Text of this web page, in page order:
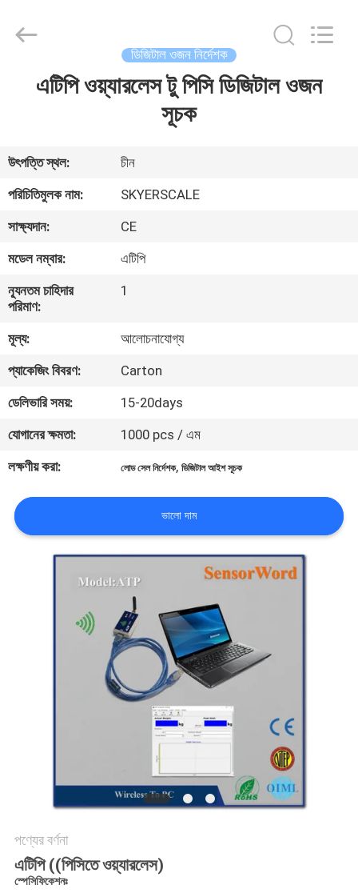
ভিডিও
আমাদের
সম্বন্ধে
পরিদর্শন
গুণমান
নিয়ন্ত্রণ
খবর
মামলা
PRIVACY
POLICY
Co.,Limited.
ডিজিটাল ওজন নির্দেশক
এটিপি ওয়্যারলেস টু পিসি ডিজিটাল ওজন
সূচক
উৎপত্তি স্থল:
চীন
পরিচিতিমুলক নাম:
SKYERSCALE
সাক্ষ্যদান:
CE
মডেল নম্বার:
এটিপি
ন্যূনতম চাহিদার
পরিমাণ:
1
মূল্য:
আলোচনাযোগ্য
প্যাকেজিং বিবরণ:
Carton
ডেলিভারি সময়:
15-20days
যোগানের ক্ষমতা:
1000 pcs / এম
লক্ষণীয় করা:
লোড সেল নির্দেশক,ডিজিটাল আইশ সূচক
ভালো দাম
পণ্যের বর্ণনা
এটিপি ((পিসিতে ওয়্যারলেস)
স্পেসিফিকেশনঃ